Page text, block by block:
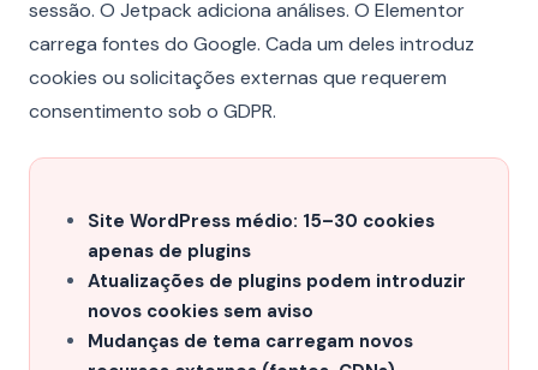
sessão. O Jetpack adiciona análises. O Elementor
carrega fontes do Google. Cada um deles introduz
cookies ou solicitações externas que requerem
consentimento sob o GDPR.
Site WordPress médio: 15–30 cookies
apenas de plugins
Atualizações de plugins podem introduzir
novos cookies sem aviso
Mudanças de tema carregam novos